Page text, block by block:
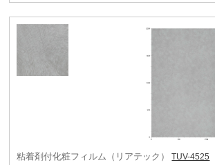
粘着剤付化粧フィルム（リアテック）
TUV-4525